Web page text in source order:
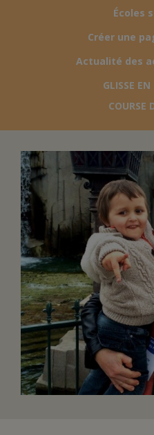
FAIRE
JE DEVIENS
BÉNÉVOLE
Écoles
Créer une
Actualité des
GLISSE
COURSE